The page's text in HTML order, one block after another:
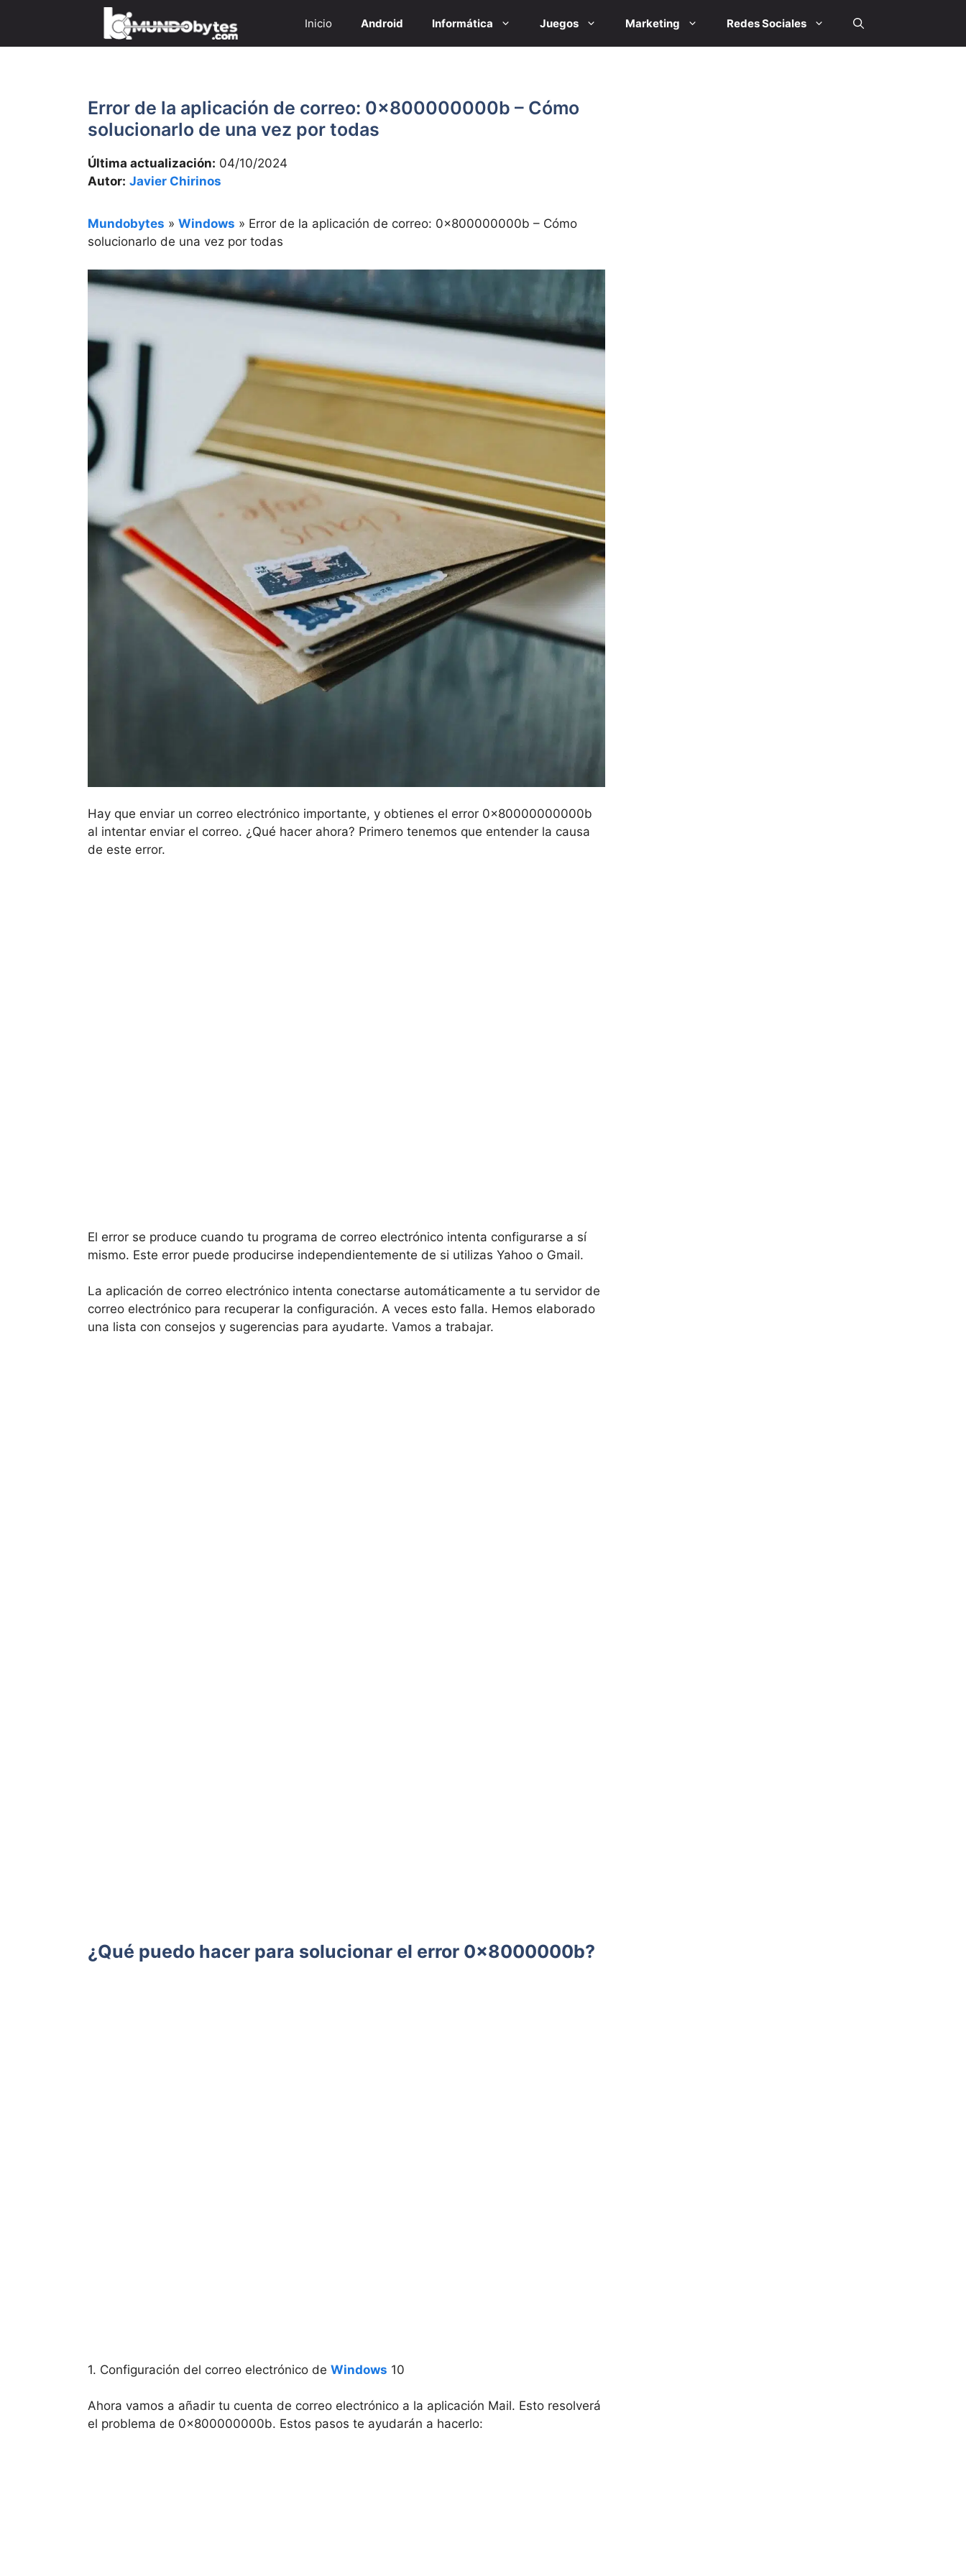
contenido
Inicio Android Informática Juegos Marketing Redes Sociales
Error de la aplicación de correo: 0x800000000b – Cómo
solucionarlo de una vez por todas
Última actualización: 04/10/2024
Autor: Javier Chirinos
Mundobytes » Windows » Error de la aplicación de correo: 0x800000000b – Cómo
solucionarlo de una vez por todas
Hay que enviar un correo electrónico importante, y obtienes el error 0x80000000000b
al intentar enviar el correo. ¿Qué hacer ahora? Primero tenemos que entender la causa
de este error.
El error se produce cuando tu programa de correo electrónico intenta configurarse a sí
mismo. Este error puede producirse independientemente de si utilizas Yahoo o Gmail.
La aplicación de correo electrónico intenta conectarse automáticamente a tu servidor de
correo electrónico para recuperar la configuración. A veces esto falla. Hemos elaborado
una lista con consejos y sugerencias para ayudarte. Vamos a trabajar.
¿Qué puedo hacer para solucionar el error 0x8000000b?
1. Configuración del correo electrónico de Windows 10
Ahora vamos a añadir tu cuenta de correo electrónico a la aplicación Mail. Esto resolverá
el problema de 0x800000000b. Estos pasos te ayudarán a hacerlo: